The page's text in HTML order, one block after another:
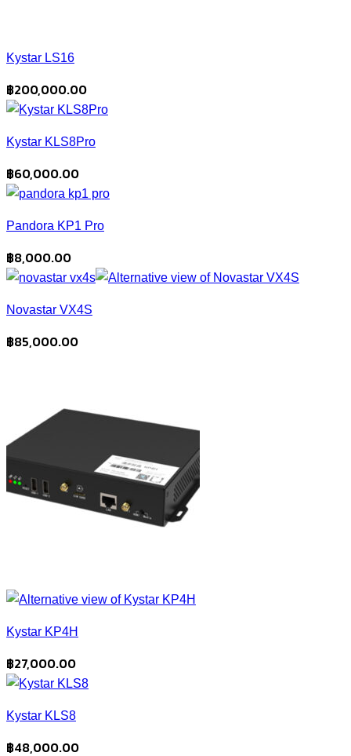
Kystar LS16
฿200,000.00
Kystar KLS8Pro
฿60,000.00
Pandora KP1 Pro
฿8,000.00
Novastar VX4S
฿85,000.00
Kystar KP4H
฿27,000.00
Kystar KLS8
฿48,000.00